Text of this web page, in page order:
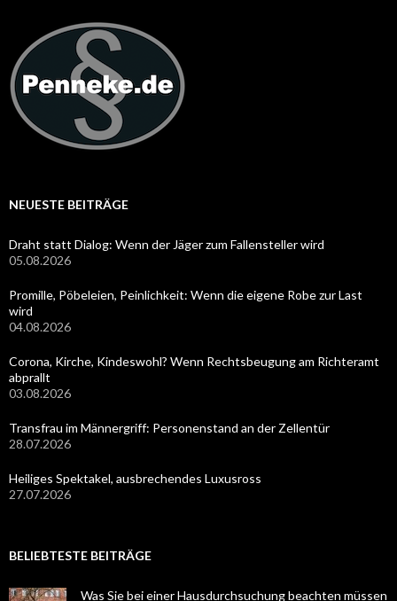
NEUESTE BEITRÄGE
Draht statt Dialog: Wenn der Jäger zum Fallensteller wird
05.08.2026
Promille, Pöbeleien, Peinlichkeit: Wenn die eigene Robe zur Last
wird
04.08.2026
Corona, Kirche, Kindeswohl? Wenn Rechtsbeugung am Richteramt
abprallt
03.08.2026
Transfrau im Männergriff: Personenstand an der Zellentür
28.07.2026
Heiliges Spektakel, ausbrechendes Luxusross
27.07.2026
BELIEBTESTE BEITRÄGE
Was Sie bei einer Hausdurchsuchung beachten müssen